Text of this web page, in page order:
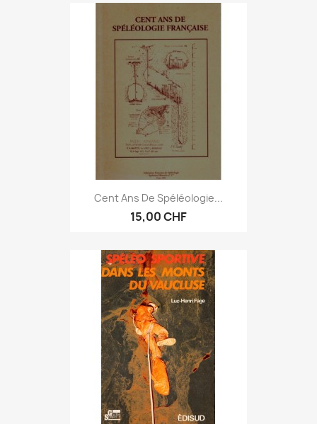
Cent Ans De Spéléologie...
15,00 CHF